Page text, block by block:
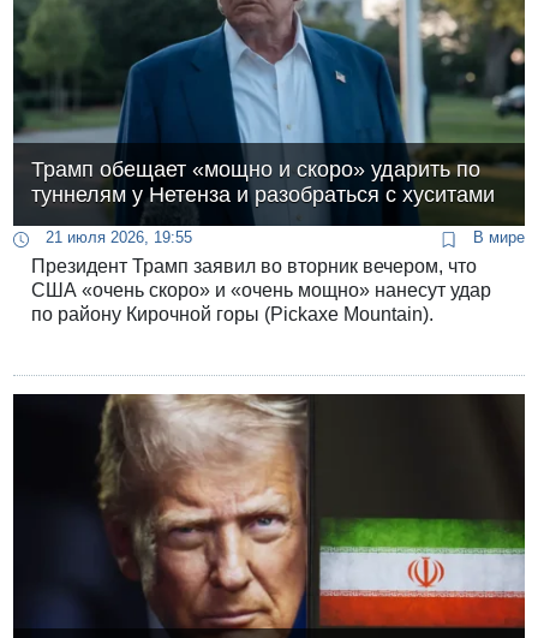
Трамп обещает «мощно и скоро» ударить по
туннелям у Нетенза и разобраться с хуситами
21 июля 2026, 19:55 В мире
Президент Трамп заявил во вторник вечером, что
США «очень скоро» и «очень мощно» нанесут удар
по району Кирочной горы (Pickaxe Mountain).